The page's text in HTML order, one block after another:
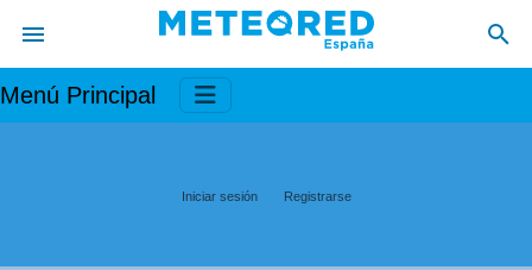
Menú Principal
Iniciar sesión Registrarse